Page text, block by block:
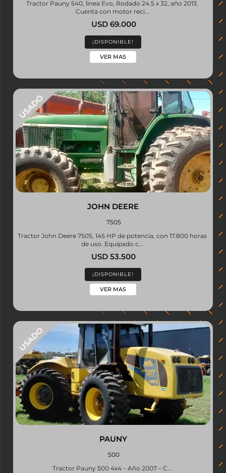
Tractor Pauny 540, linea Evo, Rodado 24.5 x 32, año 2013.
Cuenta con motor reci...
USD 69.000
¡DISPONIBLE!
VER MAS
JOHN DEERE
7505
Tractor John Deere 7505, 145 HP de potencia, con 17.800 horas
de uso. Equipado c...
USD 53.500
¡DISPONIBLE!
VER MAS
PAUNY
500
Tractor Pauny 500 4x4 – Año 2007 – C...